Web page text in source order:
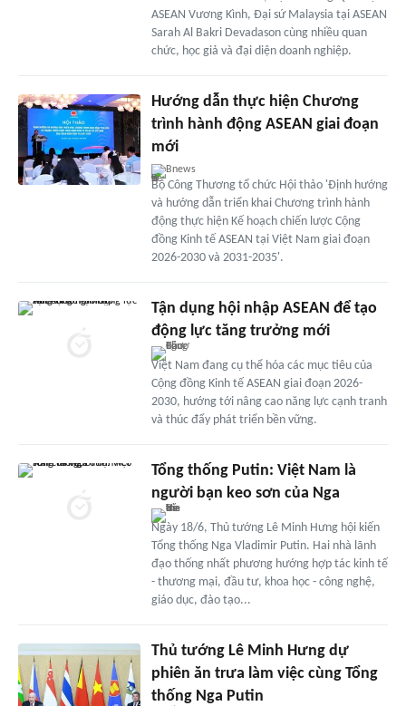
ASEAN Vương Kình, Đại sứ Malaysia tại ASEAN
Sarah Al Bakri Devadason cùng nhiều quan
chức, học giả và đại diện doanh nghiệp.
Hướng dẫn thực hiện Chương
trình hành động ASEAN giai đoạn
mới
Bnews
Bộ Công Thương tổ chức Hội thảo 'Định hướng
và hướng dẫn triển khai Chương trình hành
động thực hiện Kế hoạch chiến lược Cộng
đồng Kinh tế ASEAN tại Việt Nam giai đoạn
2026-2030 và 2031-2035'.
Tận dụng hội nhập ASEAN để tạo
động lực tăng trưởng mới
Việt Nam đang cụ thể hóa các mục tiêu của
Cộng đồng Kinh tế ASEAN giai đoạn 2026-
2030, hướng tới nâng cao năng lực cạnh tranh
và thúc đẩy phát triển bền vững.
Tổng thống Putin: Việt Nam là
người bạn keo sơn của Nga
Ngày 18/6, Thủ tướng Lê Minh Hưng hội kiến
Tổng thống Nga Vladimir Putin. Hai nhà lãnh
đạo thống nhất phương hướng hợp tác kinh tế
- thương mại, đầu tư, khoa học - công nghệ,
giáo dục, đào tạo...
Thủ tướng Lê Minh Hưng dự
phiên ăn trưa làm việc cùng Tổng
thống Nga Putin